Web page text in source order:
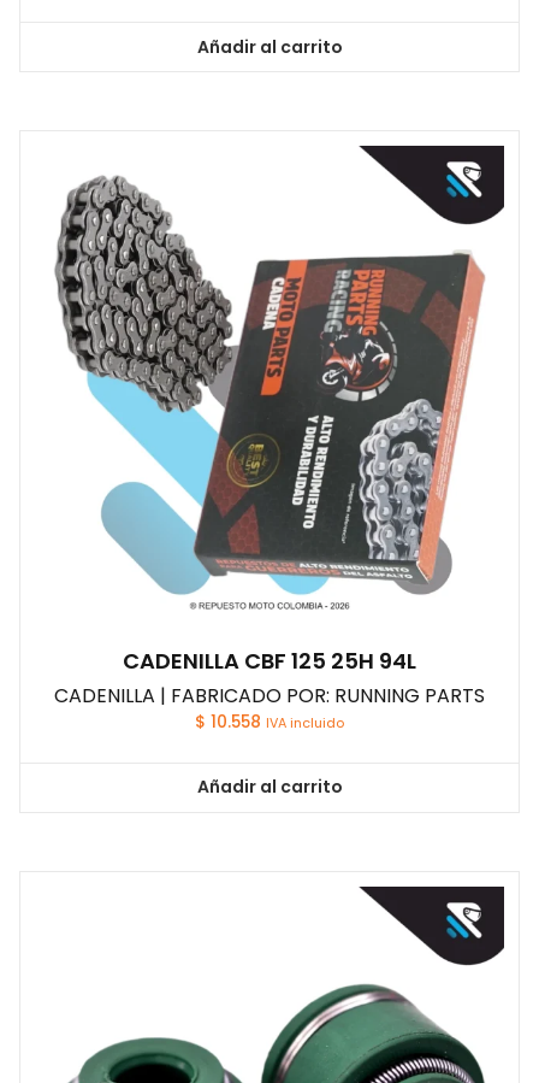
Añadir al carrito
CADENILLA CBF 125 25H 94L
CADENILLA | FABRICADO POR: RUNNING PARTS
$ 10.558 IVA incluido
Añadir al carrito